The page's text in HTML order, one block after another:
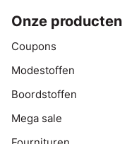
Onze producten
Coupons
Modestoffen
Boordstoffen
Mega sale